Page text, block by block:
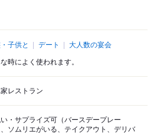
子供と デート 大人数の宴会
時によく使われます。
レストラン
・サプライズ可（バースデープレー
、ソムリエがいる、テイクアウト、デリバ